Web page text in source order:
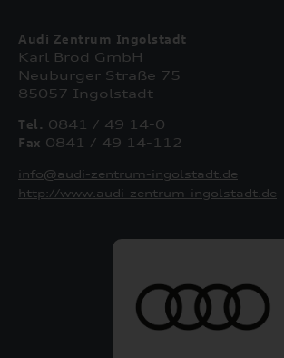
Audi Zentrum Ingolstadt
Karl Brod GmbH
Neuburger Straße 75
85057 Ingolstadt
Tel. 0841 / 49 14-0
Fax 0841 / 49 14-112
info@audi-zentrum-ingolstadt.de
http://www.audi-zentrum-ingolstadt.de